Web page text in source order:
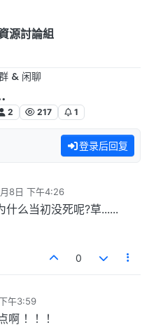
源討論組
& 闲聊
2 217 1
登录后回复
8日 下午4:26
什么当初没死呢?草......
0
午3:59
！！！